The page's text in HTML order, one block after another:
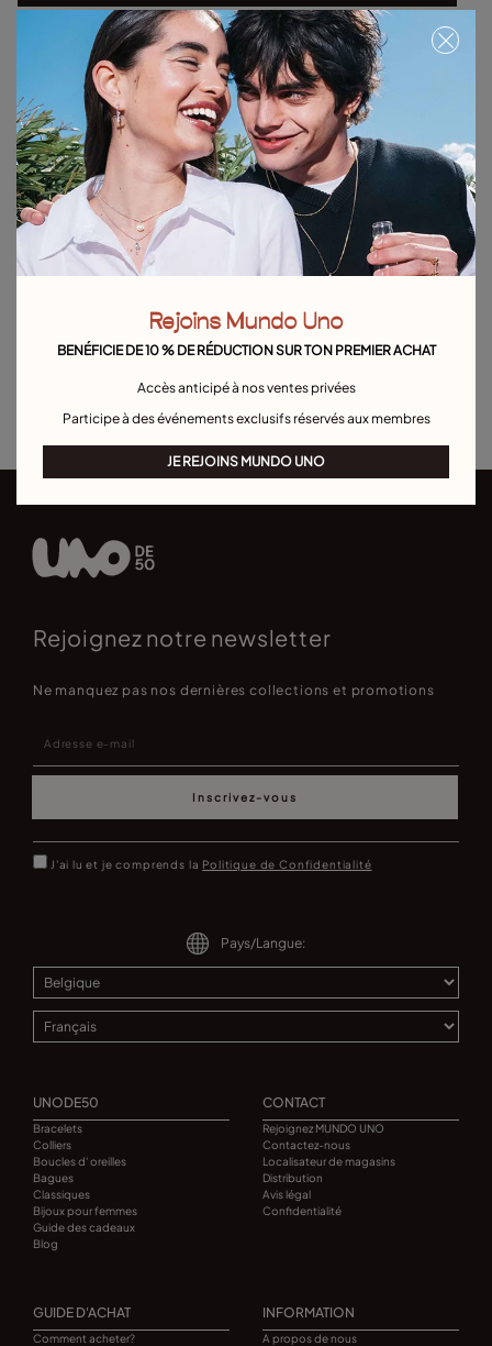
Détails du produit
Retours et livraisons
Guide des tailles et des ajustements
Explorez d'autres catégories Boucles d´oreilles
Boucles d'oreilles en argent Boucles d'oreilles en or
Longues boucles d'oreilles Boucles d'Oreilles Puces
Pour occasions spéciales
Rejoignez notre newsletter
Ne manquez pas nos dernières collections et promotions
Inscrivez-vous
J'ai lu et je comprends la Politique de Confidentialité
Pays/Langue:
UNODE50
Bracelets
Colliers
Boucles d' oreilles
Bagues
Classiques
Bijoux pour femmes
Guide des cadeaux
Blog
CONTACT
Rejoignez MUNDO UNO
Contactez-nous
Localisateur de magasins
Distribution
Avis légal
Confidentialité
GUIDE D'ACHAT
Comment acheter?
INFORMATION
A propos de nous
Rejoins Mundo Uno
BENÉFICIE DE 10 % DE RÉDUCTION SUR TON PREMIER ACHAT
Accès anticipé à nos ventes privées
Participe à des événements exclusifs réservés aux membres
JE REJOINS MUNDO UNO